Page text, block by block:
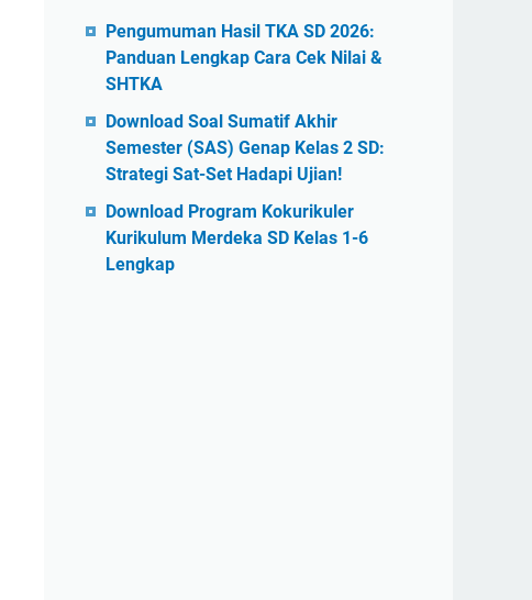
Pengumuman Hasil TKA SD 2026:
Panduan Lengkap Cara Cek Nilai &
SHTKA
Download Soal Sumatif Akhir
Semester (SAS) Genap Kelas 2 SD:
Strategi Sat-Set Hadapi Ujian!
Download Program Kokurikuler
Kurikulum Merdeka SD Kelas 1-6
Lengkap